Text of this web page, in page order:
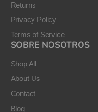
Returns
Privacy Policy
Terms of Service
SOBRE NOSOTROS
Shop All
About Us
Contact
Blog